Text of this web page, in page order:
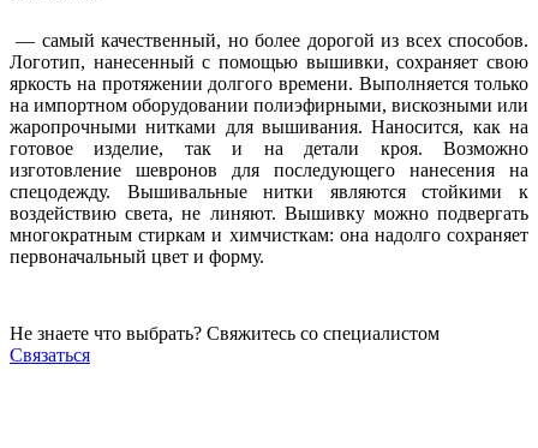
— самый качественный, но более дорогой из всех способов.
Логотип, нанесенный с помощью вышивки, сохраняет свою
яркость на протяжении долгого времени. Выполняется только
на импортном оборудовании полиэфирными, вискозными или
жаропрочными нитками для вышивания. Наносится, как на
готовое изделие, так и на детали кроя. Возможно
изготовление шевронов для последующего нанесения на
спецодежду. Вышивальные нитки являются стойкими к
воздействию света, не линяют. Вышивку можно подвергать
многократным стиркам и химчисткам: она надолго сохраняет
первоначальный цвет и форму.
Не знаете что выбрать? Свяжитесь со специалистом
Связаться